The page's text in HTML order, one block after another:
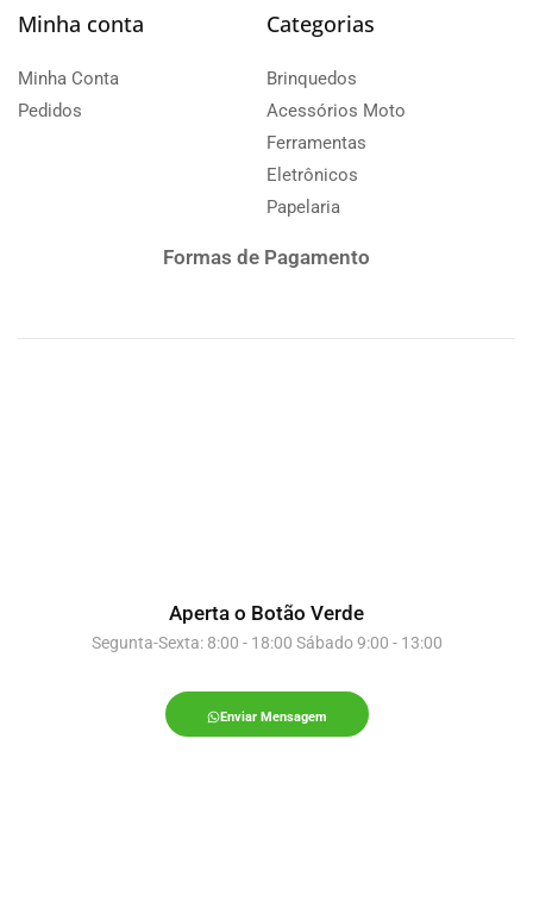
Minha conta
Minha Conta
Pedidos
Categorias
Brinquedos
Acessórios Moto
Ferramentas
Eletrônicos
Papelaria
Formas de Pagamento
Aperta o Botão Verde
Segunta-Sexta: 8:00 - 18:00 Sábado 9:00 - 13:00
Enviar Mensagem